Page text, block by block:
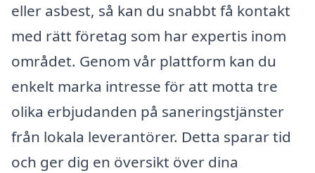
eller asbest, så kan du snabbt få kontakt
med rätt företag som har expertis inom
området. Genom vår plattform kan du
enkelt marka intresse för att motta tre
olika erbjudanden på saneringstjänster
från lokala leverantörer. Detta sparar tid
och ger dig en översikt över dina